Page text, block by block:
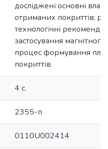
досліджені основні
отриманих покриттів;
технологічні
застосування
процес формування
покриттів.
4 c.
2355-п
0110U002414